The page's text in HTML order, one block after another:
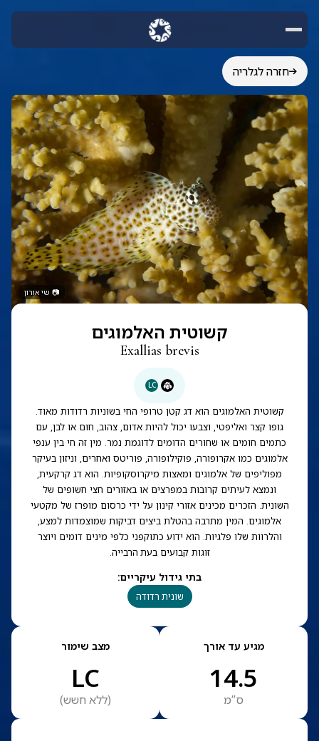
חזרה לגלריה
📷 שי אורון
קשוטית האלמוגים
Exallias brevis
LC
קשוטית האלמוגים הוא דג קטן טרופי החי בשוניות רדודות מאוד.
גופו קצר ואליפטי, וצבעו יכול להיות אדום, צהוב, חום או לבן, עם
כתמים חומים או שחורים הדומים לדוגמת נמר. מין זה חי בין ענפי
אלמוגים כמו אקרופורה, פוקילופורה, פוריטס ואחרים, וניזון בעיקר
מפוליפים של אלמוגים ומאצות מיקרוסקופיות. הוא דג קרקעית,
ונמצא לעיתים קרובות במפרצים או באזורים חצי חשופים של
השונית. הזכרים מכינים אזורי קינון על ידי כרסום מופרז של מקטעי
אלמוגים. המין מתרבה בהטלת ביצים דביקות שמוצמדות למצע,
והלרוות שלו פלגיות. הוא ידוע כתוקפני כלפי מינים דומים ויוצר
זוגות קבועים בעת הרבייה.
בתי גידול עיקריים:
שונית רדודה
מגיע עד אורך
14.5
ס”מ
מצב שימור
LC
(ללא חשש)